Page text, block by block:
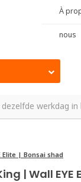
À
nous
werkdag in
Elite | Bonsai shad
| Wall